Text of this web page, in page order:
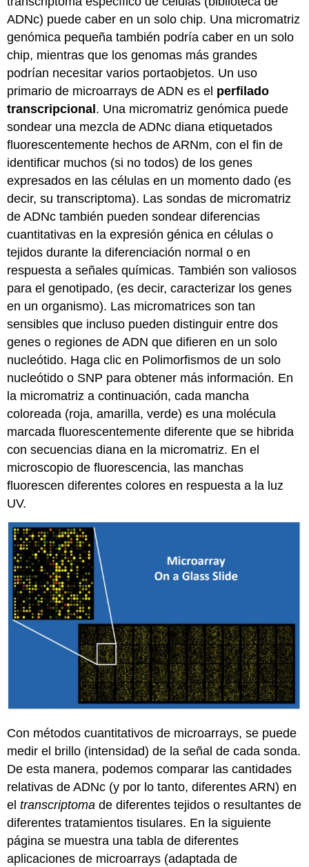
ADNc) puede caber en un solo chip. Una micromatriz
genómica pequeña también podría caber en un solo
chip, mientras que los genomas más grandes
podrían necesitar varios portaobjetos. Un uso
primario de microarrays de ADN es el perfilado
transcripcional. Una micromatriz genómica puede
sondear una mezcla de ADNc diana etiquetados
fluorescentemente hechos de ARNm, con el fin de
identificar muchos (si no todos) de los genes
expresados en las células en un momento dado (es
decir, su transcriptoma). Las sondas de micromatriz
de ADNc también pueden sondear diferencias
cuantitativas en la expresión génica en células o
tejidos durante la diferenciación normal o en
respuesta a señales químicas. También son valiosos
para el genotipado, (es decir, caracterizar los genes
en un organismo). Las micromatrices son tan
sensibles que incluso pueden distinguir entre dos
genes o regiones de ADN que difieren en un solo
nucleótido. Haga clic en Polimorfismos de un solo
nucleótido o SNP para obtener más información. En
la micromatriz a continuación, cada mancha
coloreada (roja, amarilla, verde) es una molécula
marcada fluorescentemente diferente que se hibrida
con secuencias diana en la micromatriz. En el
microscopio de fluorescencia, las manchas
fluorescen diferentes colores en respuesta a la luz
UV.
Con métodos cuantitativos de microarrays, se puede
medir el brillo (intensidad) de la señal de cada sonda.
De esta manera, podemos comparar las cantidades
relativas de ADNc (y por lo tanto, diferentes ARN) en
eltranscriptoma de diferentes tejidos o resultantes de
diferentes tratamientos tisulares. En la siguiente
página se muestra una tabla de diferentes
aplicaciones de microarrays (adaptada de